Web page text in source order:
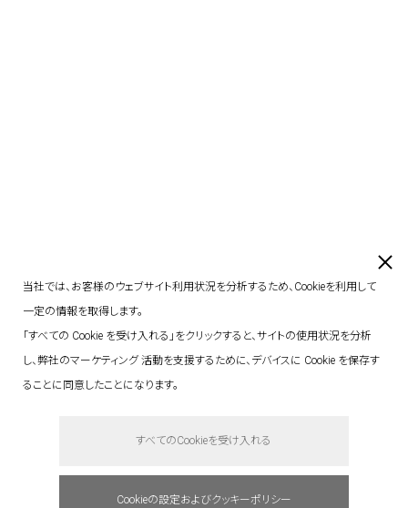
say hello.
当社では、お客様のウェブサイト利用状況を分析するため、Cookieを利用して
一定の情報を取得します。
「すべての Cookie を受け入れる」をクリックすると、サイトの使用状況を分析
し、弊社のマーケティング 活動を支援するために、デバイスに Cookie を保存す
ることに同意したことになります。
すべてのCookieを受け入れる
Cookieの設定およびクッキーポリシー